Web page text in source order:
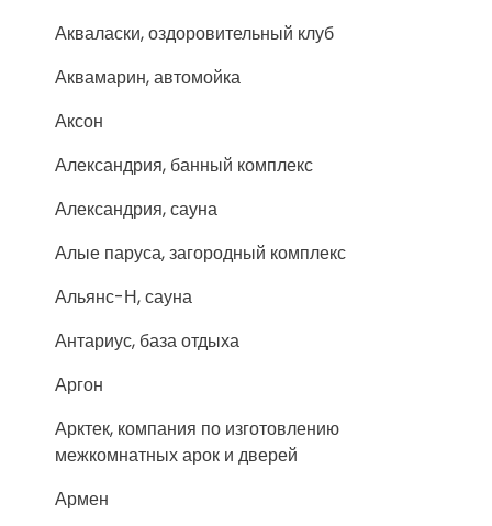
Акваласки, оздоровительный клуб
Аквамарин, автомойка
Аксон
Александрия, банный комплекс
Александрия, сауна
Алые паруса, загородный комплекс
Альянс-Н, сауна
Антариус, база отдыха
Аргон
Арктек, компания по изготовлению
межкомнатных арок и дверей
Армен